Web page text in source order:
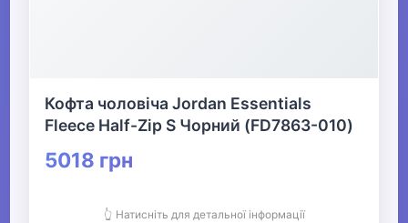
Кофта чоловіча Jordan Essentials
Fleece Half-Zip S Чорний (FD7863-010)
5018 грн
👆 Натисніть для детальної інформації